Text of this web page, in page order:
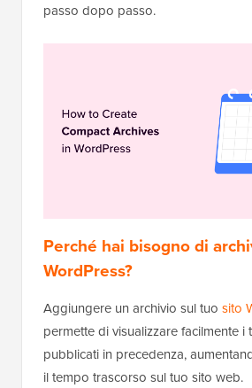
passo dopo passo.
Perché hai bisogno di
WordPress?
Aggiungere un archivio sul tuo sito
permette di visualizzare facilmente i
pubblicati in precedenza,
il tempo trascorso sul tuo sito web.